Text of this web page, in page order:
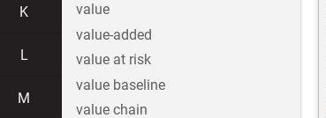
K
L
M
value
value-added
value at risk
value baseline
value chain